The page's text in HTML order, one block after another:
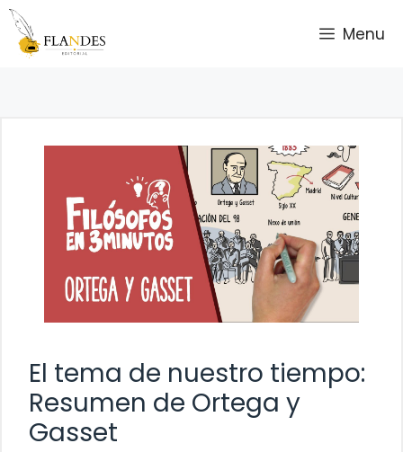
Saltar
contenido
Menu
El tema de nuestro tiempo:
Resumen de Ortega y
Gasset